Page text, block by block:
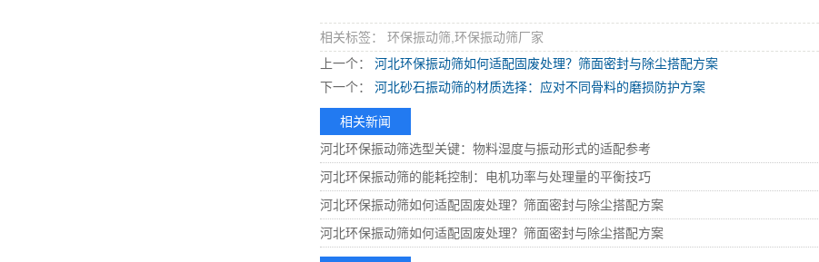
相关标签： 环保振动筛,环保振动筛厂家
上一个：
河北环保振动筛如何适配固废处理？筛面密封与除尘搭配方案
下一个：
河北砂石振动筛的材质选择：应对不同骨料的磨损防护方案
相关新闻
河北环保振动筛选型关键：物料湿度与振动形式的适配参考
河北环保振动筛的能耗控制：电机功率与处理量的平衡技巧
河北环保振动筛如何适配固废处理？筛面密封与除尘搭配方案
河北环保振动筛如何适配固废处理？筛面密封与除尘搭配方案